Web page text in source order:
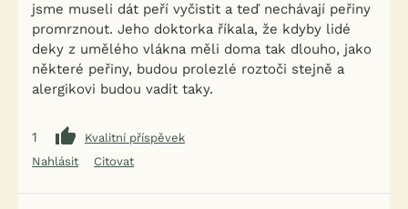
jsme museli dát peří vyčistit a teď nechávají peřiny
promrznout. Jeho doktorka říkala, že kdyby lidé
deky z umělého vlákna měli doma tak dlouho, jako
některé peřiny, budou prolezlé roztoči stejně a
alergikovi budou vadit taky.
1
Kvalitní příspěvek
Nahlásit
Citovat